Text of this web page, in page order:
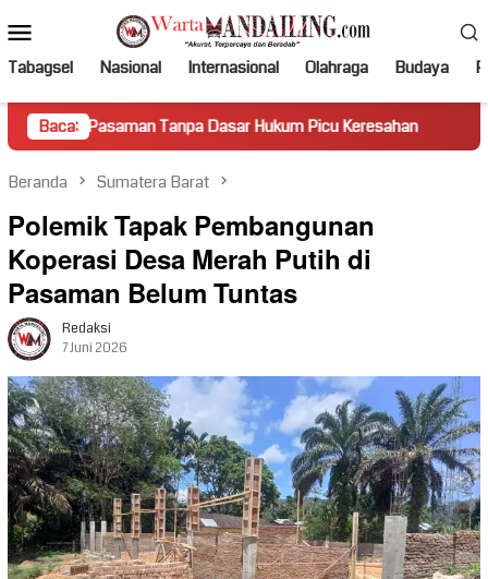
ke
kontenMobile
Tabagsel Nasional Internasional Olahraga Budaya
Baca:
Tanpa Dasar Hukum Picu Keresahan Truk Miring
Beranda Sumatera Barat
Polemik Tapak Pembangunan
Koperasi Desa Merah Putih di
Pasaman Belum Tuntas
Redaksi
7 Juni 2026